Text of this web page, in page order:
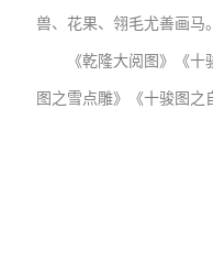
兽、花果、翎毛尤善画马。
《乾隆大阅图》《
图之雪点雕》《十骏图之